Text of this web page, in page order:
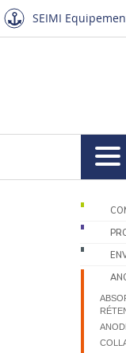
SEIMI